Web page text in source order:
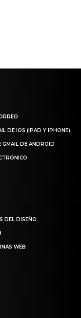
DE IOS (IPAD Y IPHONE)
GMAIL DE ANDROID
DEL DISEÑO
WEB